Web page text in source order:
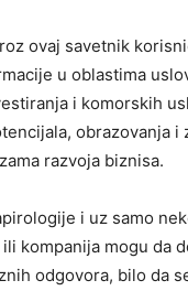
ovaj savetnik
u oblastima
i komorskih
obrazovanja i
razvoja biznisa.
i uz samo
kompanija mogu da
odgovora, bilo da